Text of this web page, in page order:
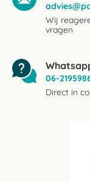
Wij
vragen
06-
Direct in